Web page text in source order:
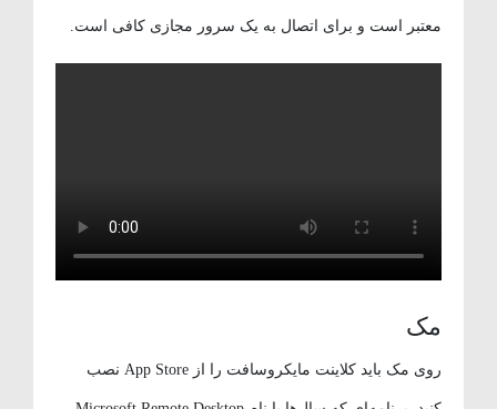
معتبر است و برای اتصال به یک سرور مجازی کافی است.
مک
روی مک باید کلاینت مایکروسافت را از App Store نصب